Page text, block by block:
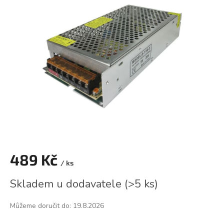
489 Kč / ks
cena:
Skladem u dodavatele (>5 ks)
Můžeme doručit do: 19.8.2026